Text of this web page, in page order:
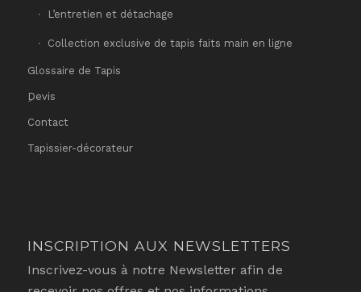
L’entretien et détachage
Collection exclusive de tapis faits main en ligne
Glossaire de Tapis
ِDevis
Contact
Tapissier-décorateur
INSCRIPTION AUX NEWSLETTERS
Inscrivez-vous à notre Newsletter afin de